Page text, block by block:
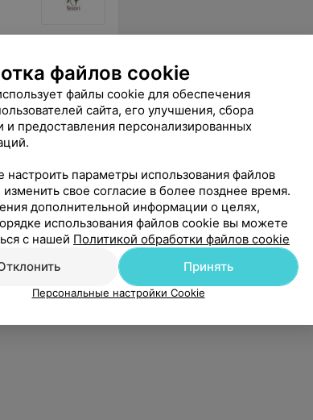
файлов cookie
файлы cookie для обеспечения
сайта, его улучшения, сбора
и предоставления персонализированных
параметры использования файлов
свое согласие в более позднее время.
дополнительной информации о целях,
использования файлов cookie вы можете
с нашей Политикой обработки файлов cookie
Принять
Персональные настройки Cookie